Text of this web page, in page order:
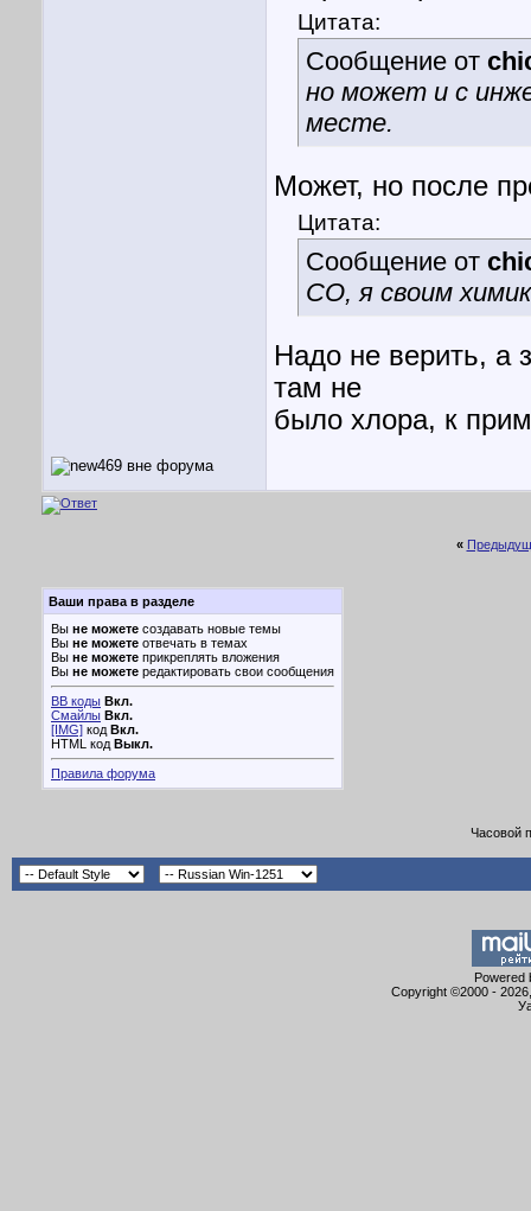
Цитата:
Сообщение от
но может и с
месте.
Может, но после
Цитата:
Сообщение от
СО, я своим
Надо не верить, а
там не
было хлора, к
«
Ваши права в разделе
Вы не можете создавать новые темы
Вы не можете отвечать в темах
Вы не можете прикреплять вложения
Вы не можете редактировать свои сообщения
BB коды Вкл.
Смайлы Вкл.
[IMG] код Вкл.
HTML код Выкл.
Правила форума
Часовой
Powered
Copyright ©2000 -